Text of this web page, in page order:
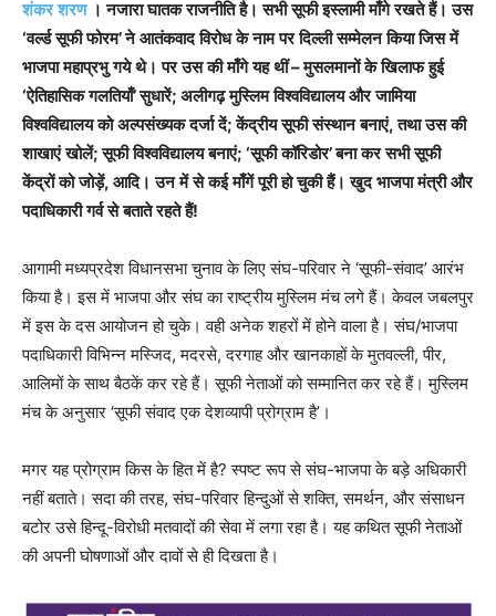
शंकर शरण । नजारा घातक राजनीति है। सभी सूफी इस्लामी माँगे रखते हैं। उस
‘वर्ल्ड सूफी फोरम’ने आतंकवाद विरोध के नाम पर दिल्ली सम्मेलन किया जिस में
भाजपा महाप्रभु गये थे। पर उस की माँगे यह थीं–मुसलमानों के खिलाफ हुई
‘ऐतिहासिक गलतियाँ’सुधारें; अलीगढ़ मुस्लिम विश्वविद्यालय और जामिया
विश्वविद्यालय को अल्पसंख्यक दर्जा दें;केंद्रीय सूफी संस्थान बनाएं,तथा उस की
शाखाएं खोलें;सूफी विश्वविद्यालय बनाएं; ‘सूफी कॉरिडोर’बना कर सभी सूफी
केंद्रों को जोड़ें, आदि। उन में से कई माँगें पूरी हो चुकी हैं। खुद भाजपा मंत्री और
पदाधिकारी गर्व से बताते रहते हैं!
आगामी मध्यप्रदेश विधानसभा चुनाव के लिए संघ-परिवार ने ‘सूफी-संवाद’ आरंभ
किया है। इस में भाजपा और संघ का राष्ट्रीय मुस्लिम मंच लगे हैं। केवल जबलपुर
में इस के दस आयोजन हो चुके। वही अनेक शहरों में होने वाला है। संघ/भाजपा
पदाधिकारी विभिन्न मस्जिद, मदरसे, दरगाह और खानकाहों के मुतवल्ली, पीर,
आलिमों के साथ बैठकें कर रहे हैं। सूफी नेताओं को सम्मानित कर रहे हैं। मुस्लिम
मंच के अनुसार ‘सूफी संवाद एक देशव्यापी प्रोग्राम है’।
मगर यह प्रोग्राम किस के हित में है? स्पष्ट रूप से संघ-भाजपा के बड़े अधिकारी
नहीं बताते। सदा की तरह, संघ-परिवार हिन्दुओं से शक्ति, समर्थन, और संसाधन
बटोर उसे हिन्दू-विरोधी मतवादों की सेवा में लगा रहा है। यह कथित सूफी नेताओं
की अपनी घोषणाओं और दावों से ही दिखता है।